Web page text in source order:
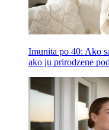
Imunita po 40: Ako
ako ju prirodzene